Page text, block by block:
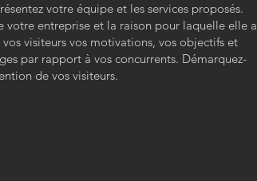
votre équipe et les services proposés.
votre entreprise et la raison pour laquelle elle a
visiteurs vos motivations, vos objectifs et
par rapport à vos concurrents. Démarquez-
de vos visiteurs.